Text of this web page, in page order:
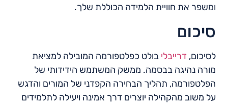
ומשפר את חוויית הלמידה הכוללת שלך.
סיכום
לסיכום, דרייבלי בולט כפלטפורמה המובילה למציאת
מורה נהיגה בבסמה. ממשק המשתמש הידידותי של
הפלטפורמה, תהליך הבחירה הקפדני של המורים והדגש
על משוב מהקהילה יוצרים דרך אמינה ויעילה לתלמידים